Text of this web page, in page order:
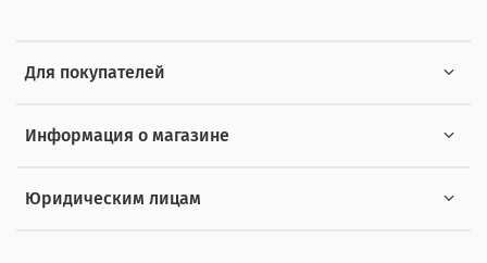
Для покупателей
Информация о магазине
Юридическим лицам